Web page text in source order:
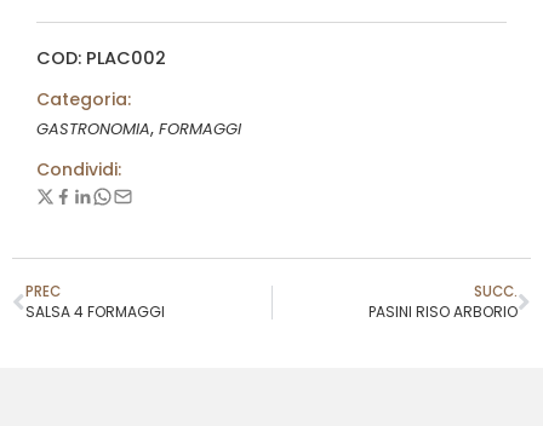
COD: PLAC002
Categoria:
GASTRONOMIA, FORMAGGI
Condividi:
PREC
SALSA 4 FORMAGGI
SUCC.
PASINI RISO ARBORIO